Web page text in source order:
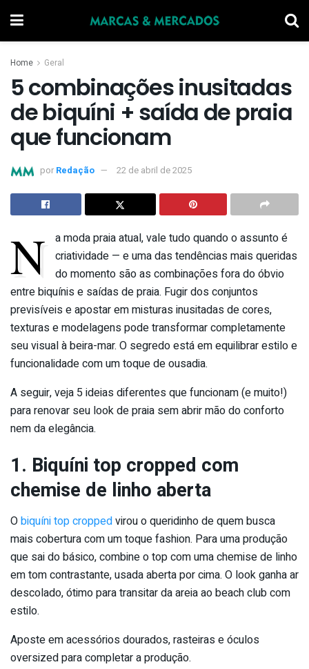
Home Geral
5 combinações inusitadas
de biquíni + saída de praia
que funcionam
por Redação 22 de abril de 2025
N
a moda praia atual, vale tudo quando o assunto é
criatividade — e uma das tendências mais queridas
do momento são as combinações fora do óbvio
entre biquínis e saídas de praia. Fugir dos conjuntos
previsíveis e apostar em misturas inusitadas de cores,
texturas e modelagens pode transformar completamente
seu visual à beira-mar. O segredo está em equilibrar estilo e
funcionalidade com um toque de ousadia.
A seguir, veja 5 ideias diferentes que funcionam (e muito!)
para renovar seu look de praia sem abrir mão do conforto
nem da elegância.
1. Biquíni top cropped com
chemise de linho aberta
Obiquíni top croppedvirou o queridinho de quem busca
mais cobertura com um toque fashion. Para uma produção
que sai do básico, combine o top com uma chemise de linho
em tom contrastante, usada aberta por cima. O look ganha ar
descolado, ótimo para transitar da areia ao beach club com
estilo.
Aposte em acessórios dourados, rasteiras e óculos
oversized para completar a produção.